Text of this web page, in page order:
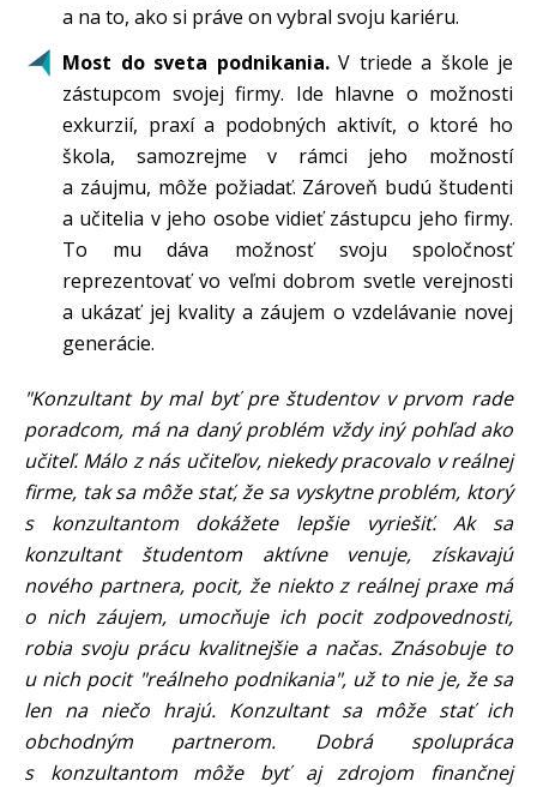
a na to, ako si práve on vybral svoju kariéru.
Most do sveta podnikania.V triede a škole je
zástupcom svojej firmy. Ide hlavne o možnosti
exkurzií, praxí a podobných aktivít, o ktoré ho
škola, samozrejme v rámci jeho možností
a záujmu, môže požiadať. Zároveň budú študenti
a učitelia v jeho osobe vidieť zástupcu jeho firmy.
To mu dáva možnosť svoju spoločnosť
reprezentovať vo veľmi dobrom svetle verejnosti
a ukázať jej kvality a záujem o vzdelávanie novej
generácie.
"Konzultant by mal byť pre študentov v prvom rade
poradcom, má na daný problém vždy iný pohľad ako
učiteľ. Málo z nás učiteľov, niekedy pracovalo v reálnej
firme, tak sa môže stať, že sa vyskytne problém, ktorý
s konzultantom dokážete lepšie vyriešiť. Ak sa
konzultant študentom aktívne venuje, získavajú
nového partnera, pocit, že niekto z reálnej praxe má
o nich záujem, umocňuje ich pocit zodpovednosti,
robia svoju prácu kvalitnejšie a načas. Znásobuje to
u nich pocit "reálneho podnikania", už to nie je, že sa
len na niečo hrajú. Konzultant sa môže stať ich
obchodným partnerom. Dobrá spolupráca
s konzultantom môže byť aj zdrojom finančnej